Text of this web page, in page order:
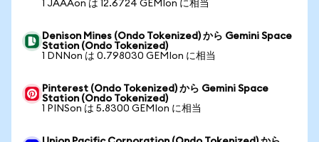
1 JAAAon は 12.6724 GEMIon に相当
Denison Mines (Ondo Tokenized) から Gemini Space
Station (Ondo Tokenized)
1 DNNon は 0.798030 GEMIon に相当
Pinterest (Ondo Tokenized) から Gemini Space
Station (Ondo Tokenized)
1 PINSon は 5.8300 GEMIon に相当